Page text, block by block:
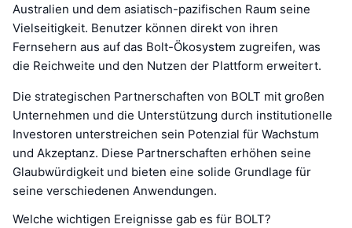
Australien und dem asiatisch-pazifischen Raum seine
Vielseitigkeit. Benutzer können direkt von ihren
Fernsehern aus auf das Bolt-Ökosystem zugreifen, was
die Reichweite und den Nutzen der Plattform erweitert.
Die strategischen Partnerschaften von BOLT mit großen
Unternehmen und die Unterstützung durch institutionelle
Investoren unterstreichen sein Potenzial für Wachstum
und Akzeptanz. Diese Partnerschaften erhöhen seine
Glaubwürdigkeit und bieten eine solide Grundlage für
seine verschiedenen Anwendungen.
Welche wichtigen Ereignisse gab es für BOLT?